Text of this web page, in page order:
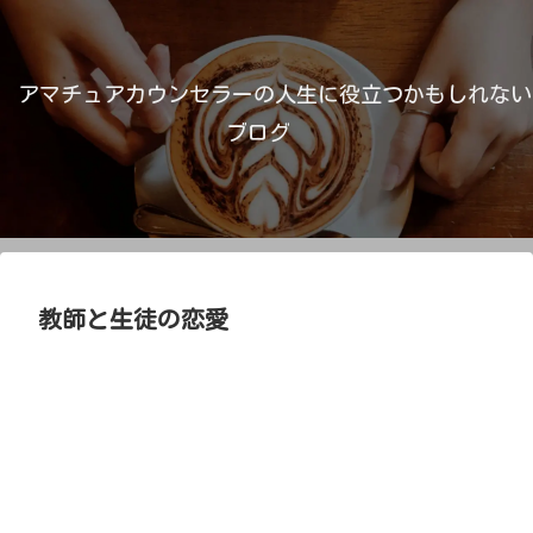
アマチュアカウンセラーの人生に役立つかもしれない
ブログ
教師と生徒の恋愛